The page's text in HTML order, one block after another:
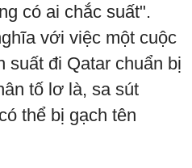
có ai chắc suất".
với việc một cuộc
suất đi Qatar chuẩn bị
tố lơ là, sa sút
thể bị gạch tên